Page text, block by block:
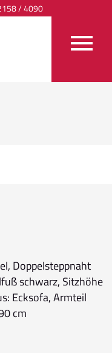
/ 4090
Doppelsteppnaht
schwarz, Sitzhöhe
Ecksofa, Armteil
cm